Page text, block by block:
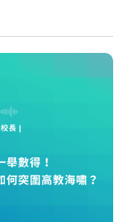
38jNi9k
！ ➡️
FMTaiwan 與
到焦慮、害怕
或霸凌嗎？當工作
日常，我們不能只
人際互動底層的
到薩提爾模式溝
》作者李崇義與謝
場上的對立與衝
在變動快速的AI時